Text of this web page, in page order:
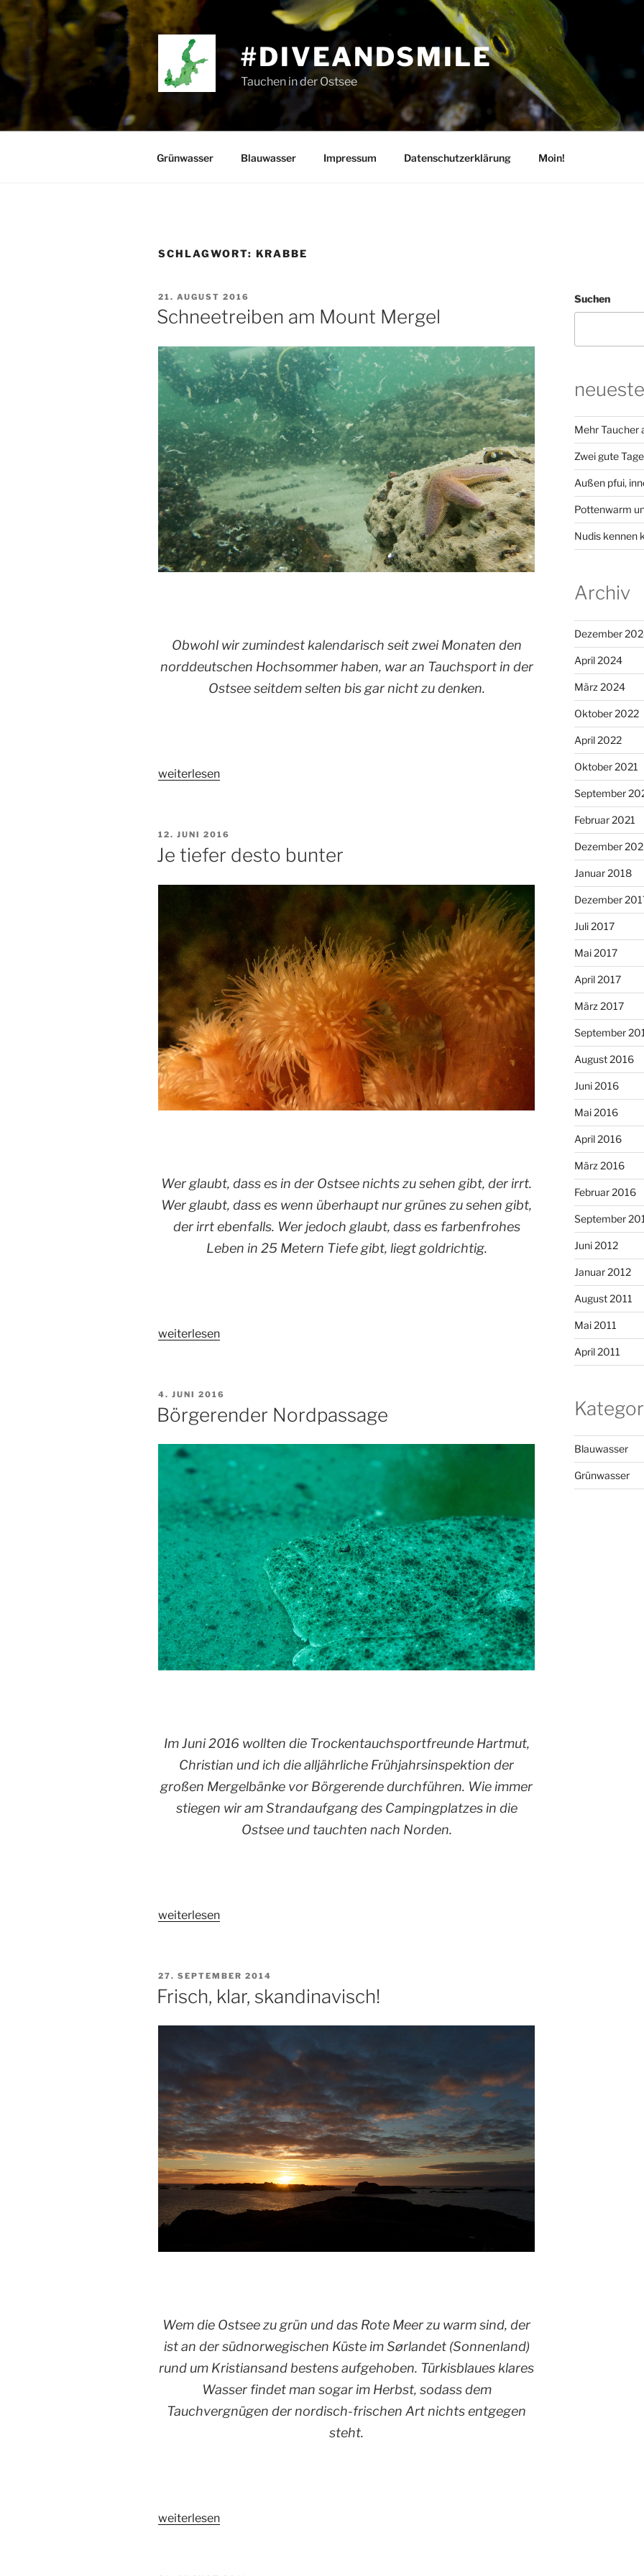
Zum
Inhalt
springen
#DIVEANDSMILE
Tauchen in der Ostsee
Grünwasser Blauwasser Impressum Datenschutzerklärung Moin!
SCHLAGWORT: KRABBE
VERÖFFENTLICHT
AM
21. AUGUST 2016
Schneetreiben am Mount Mergel
Obwohl wir zumindest kalendarisch seit zwei Monaten den
norddeutschen Hochsommer haben, war an Tauchsport in der
Ostsee seitdem selten bis gar nicht zu denken.
„Schneetreiben
weiterlesen
VERÖFFENTLICHT
AM
12. JUNI 2016
Je tiefer desto bunter
Wer glaubt, dass es in der Ostsee nichts zu sehen gibt, der irrt.
Wer glaubt, dass es wenn überhaupt nur grünes zu sehen gibt,
der irrt ebenfalls. Wer jedoch glaubt, dass es farbenfrohes
Leben in 25 Metern Tiefe gibt, liegt goldrichtig.
„Je
weiterlesen
VERÖFFENTLICHT
AM
4. JUNI 2016
Börgerender Nordpassage
Im Juni 2016 wollten die Trockentauchsportfreunde Hartmut,
Christian und ich die alljährliche Frühjahrsinspektion der
großen Mergelbänke vor Börgerende durchführen. Wie immer
stiegen wir am Strandaufgang des Campingplatzes in die
Ostsee und tauchten nach Norden.
„Börgerender
weiterlesen
VERÖFFENTLICHT
AM
27. SEPTEMBER 2014
Frisch, klar, skandinavisch!
Wem die Ostsee zu grün und das Rote Meer zu warm sind, der
ist an der südnorwegischen Küste im Sørlandet (Sonnenland)
rund um Kristiansand bestens aufgehoben. Türkisblaues klares
Wasser findet man sogar im Herbst, sodass dem
Tauchvergnügen der nordisch-frischen Art nichts entgegen
steht.
„Frisch,
weiterlesen
Suchen
Mehr Taucher
Zwei gute
Außen pfui,
Pottenwarm
Nudis kennen
Archiv
Dezember
April 2024
März 2024
Oktober 2022
April 2022
Oktober 2021
September
Februar 2021
Dezember
Januar 2018
Dezember
Juli 2017
Mai 2017
April 2017
März 2017
September
August 2016
Juni 2016
Mai 2016
April 2016
März 2016
Februar 2016
September
Juni 2012
Januar 2012
August 2011
Mai 2011
April 2011
Blauwasser
Grünwasser